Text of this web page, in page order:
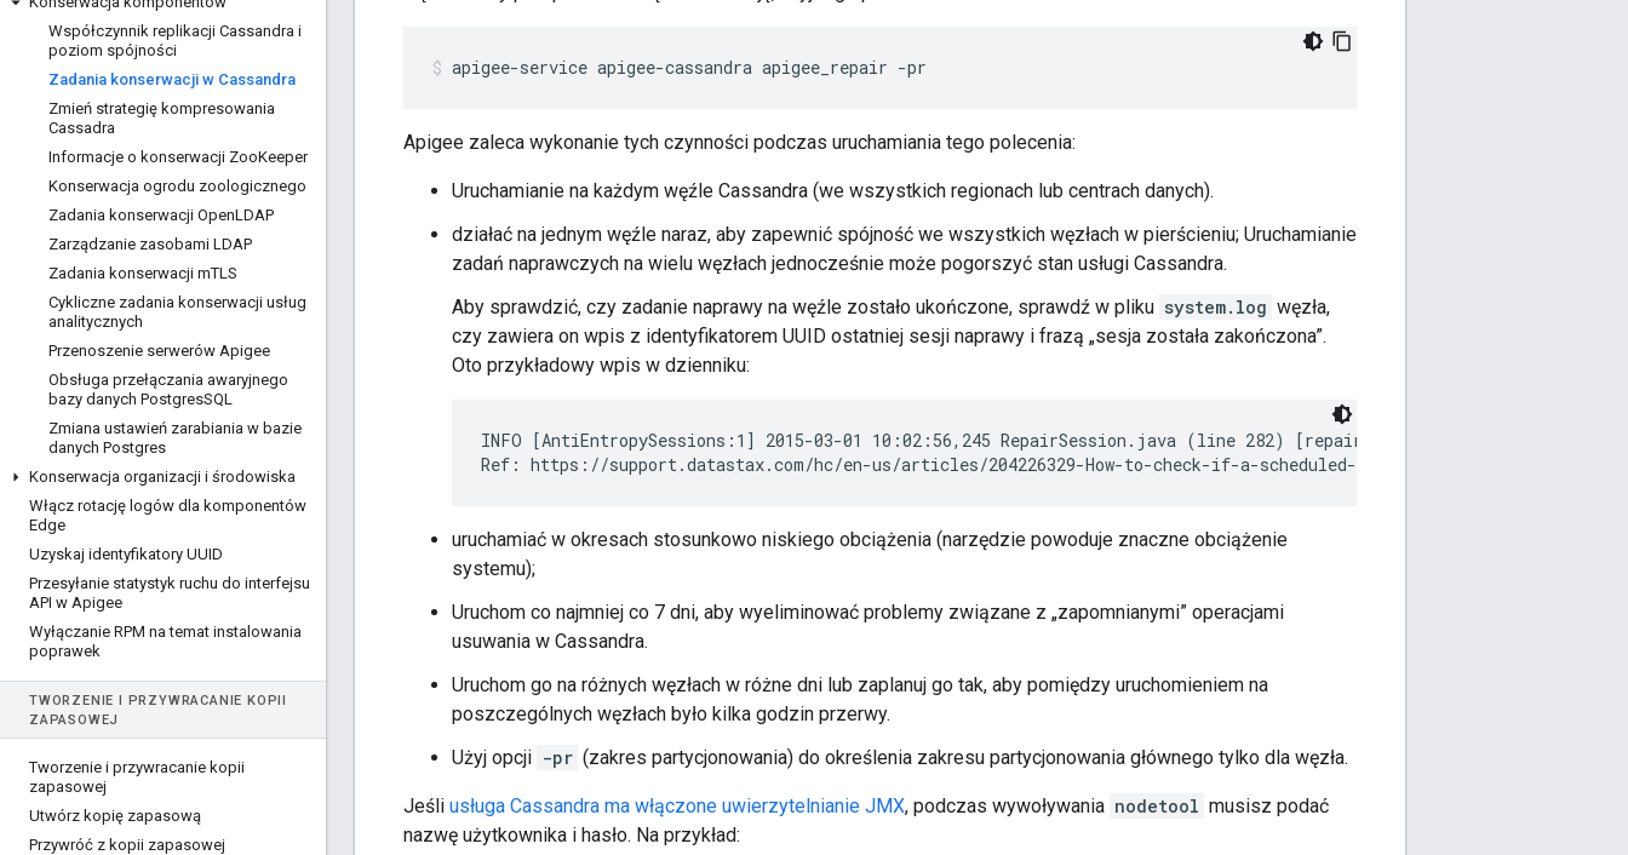
Współczynnik replikacji Cassandra i
poziom spójności
Zadania konserwacji w Cassandra
Zmień strategię kompresowania
Cassadra
Informacje o konserwacji ZooKeeper
Konserwacja ogrodu zoologicznego
Zadania konserwacji OpenLDAP
Zarządzanie zasobami LDAP
Zadania konserwacji mTLS
Cykliczne zadania konserwacji usług
analitycznych
Przenoszenie serwerów Apigee
Obsługa przełączania awaryjnego
bazy danych PostgresSQL
Zmiana ustawień zarabiania w bazie
danych Postgres
Konserwacja organizacji i środowiska
Włącz rotację logów dla komponentów
Edge
Uzyskaj identyfikatory UUID
Przesyłanie statystyk ruchu do interfejsu
API w Apigee
Wyłączanie RPM na temat instalowania
poprawek
TWORZENIE I PRZYWRACANIE KOPII
ZAPASOWEJ
Tworzenie i przywracanie kopii
zapasowej
Utwórz kopię zapasową
Przywróć z kopii zapasowej
apigee-service apigee-cassandra apigee_repair -pr
Apigee zaleca wykonanie tych czynności podczas uruchamiania tego polecenia:
Uruchamianie na każdym węźle Cassandra (we wszystkich regionach lub centrach danych).
działać na jednym węźle naraz, aby zapewnić spójność we wszystkich węzłach w pierścieniu; Uruchamianie
zadań naprawczych na wielu węzłach jednocześnie może pogorszyć stan usługi Cassandra.
Aby sprawdzić, czy zadanie naprawy na węźle zostało ukończone, sprawdź w pliku system.log węzła,
czy zawiera on wpis z identyfikatorem UUID ostatniej sesji naprawy i frazą „sesja została zakończona”.
Oto przykładowy wpis w dzienniku:
INFO [AntiEntropySessions:1] 2015-03-01 10:02:56,245 RepairSession.java (line 282) [repair #2e7009b0-c03d-11e4-9012-
Ref: https://support.datastax.com/hc/en-us/articles/204226329-How-to-check-if-a-scheduled-nodetool-repair-ran-
uruchamiać w okresach stosunkowo niskiego obciążenia (narzędzie powoduje znaczne obciążenie
systemu);
Uruchom co najmniej co 7 dni, aby wyeliminować problemy związane z „zapomnianymi” operacjami
usuwania w Cassandra.
Uruchom go na różnych węzłach w różne dni lub zaplanuj go tak, aby pomiędzy uruchomieniem na
poszczególnych węzłach było kilka godzin przerwy.
Użyj opcji -pr (zakres partycjonowania) do określenia zakresu partycjonowania głównego tylko dla węzła.
Jeśli usługa Cassandra ma włączone uwierzytelnianie JMX, podczas wywoływania nodetool musisz podać
nazwę użytkownika i hasło. Na przykład: